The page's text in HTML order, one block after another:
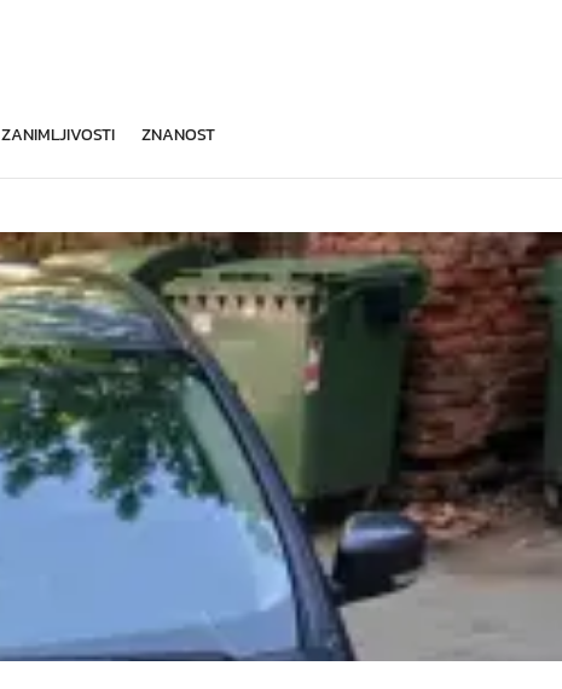
ZANIMLJIVOSTI ZNANOST